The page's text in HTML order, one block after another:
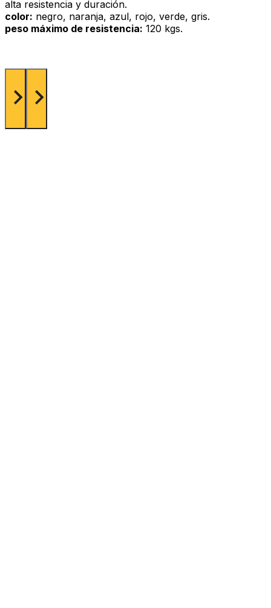
alta resistencia y duración.
color: negro, naranja, azul, rojo, verde, gris.
peso máximo de resistencia: 120 kgs.